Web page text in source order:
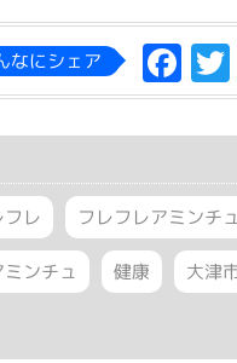
なにシェア
フレ フレフレアミンチュ
ンチュ 健康 大津